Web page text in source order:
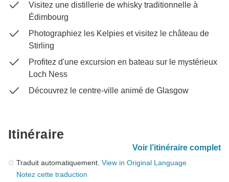
Visitez une distillerie de whisky traditionnelle à
Édimbourg
Photographiez les Kelpies et visitez le château de
Stirling
Profitez d'une excursion en bateau sur le mystérieux
Loch Ness
Découvrez le centre-ville animé de Glasgow
Itinéraire
Voir l’itinéraire complet
Traduit automatiquement. View in Original Language
Notez cette traduction